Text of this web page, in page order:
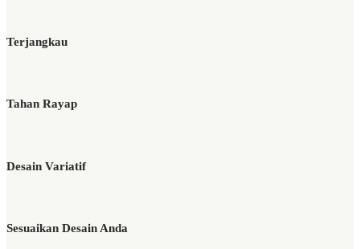
Terjangkau
Tahan Rayap
Desain Variatif
Sesuaikan Desain Anda